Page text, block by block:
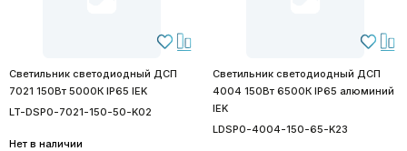
Светильник светодиодный ДСП
7021 150Вт 5000К IP65 IEK
LT-DSP0-7021-150-50-K02
Нет в наличии
Светильник светодиодный ДСП
4004 150Вт 6500К IP65 алюминий
IEK
LDSP0-4004-150-65-K23